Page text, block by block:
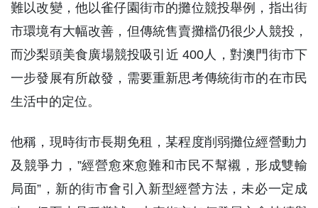
難以改變，他以雀仔園街市的攤位競投舉例，指出街
市環境有大幅改善，但傳統售賣攤檔仍很少人競投，
而沙梨頭美食廣場競投吸引近 400人，對澳門街市下
一步發展有所啟發，需要重新思考傳統街市的在市民
生活中的定位。
他稱，現時街市長期免租，某程度削弱攤位經營動力
及競爭力，”經營愈來愈難和市民不幫襯，形成雙輸
局面”，新的街市會引入新型經營方法，未必一定成